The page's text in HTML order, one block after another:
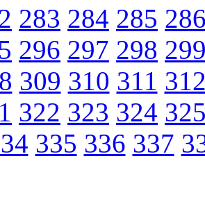
283 284 285
296 297 298
309 310 311
322 323 324
335 336 337